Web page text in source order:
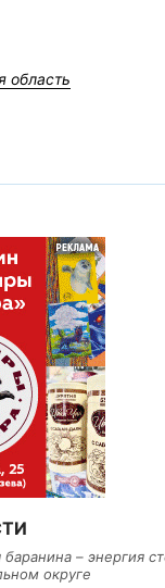
область
баранина – энергия
округе